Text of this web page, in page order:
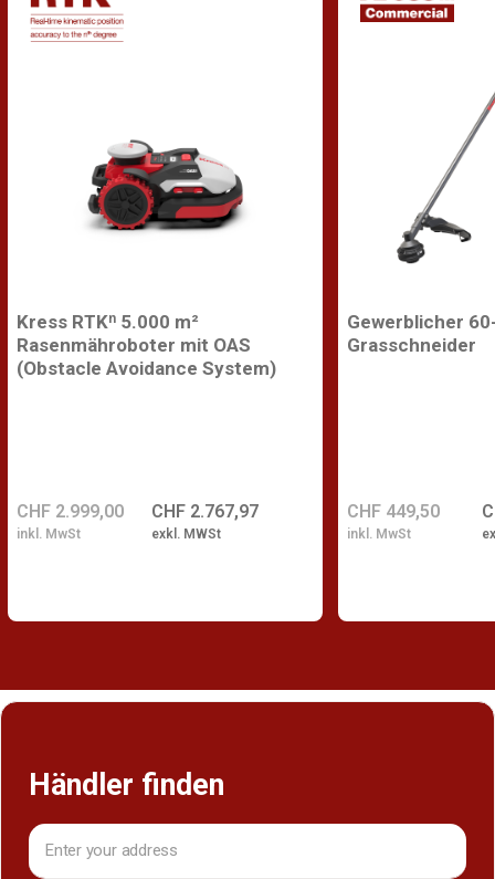
Kress RTKⁿ 5.000 m²
Rasenmähroboter mit OAS
(Obstacle Avoidance System)
CHF 2.767,97
exkl. MWSt
CHF 2.999,00
inkl. MwSt
Gewerblicher
Grasschneider
CHF 449,50
inkl. MwSt
Händler finden